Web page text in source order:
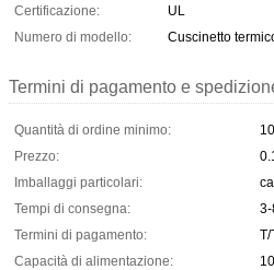
Certificazione:
UL
Numero di modello:
Cuscinetto
Termini di pagamento e
Quantità di ordine minimo:
Prezzo:
Imballaggi particolari:
Tempi di consegna:
Termini di pagamento:
T/
Capacità di alimentazione: